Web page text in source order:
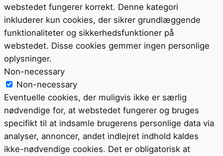
webstedet fungerer korrekt. Denne kategori
inkluderer kun cookies, der sikrer grundlæggende
funktionaliteter og sikkerhedsfunktioner på
webstedet. Disse cookies gemmer ingen personlige
oplysninger.
Non-necessary
Non-necessary
Eventuelle cookies, der muligvis ikke er særlig
nødvendige for, at webstedet fungerer og bruges
specifikt til at indsamle brugerens personlige data via
analyser, annoncer, andet indlejret indhold kaldes
ikke-nødvendige cookies. Det er obligatorisk at